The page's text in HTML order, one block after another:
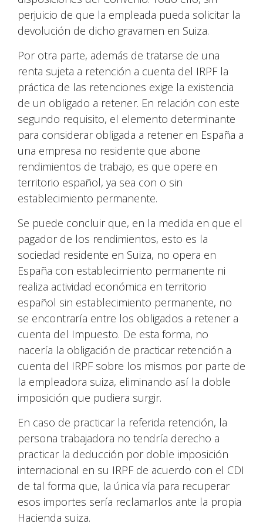
perjuicio de que la empleada pueda solicitar la
devolución de dicho gravamen en Suiza.
Por otra parte, además de tratarse de una
renta sujeta a retención a cuenta del IRPF la
práctica de las retenciones exige la existencia
de un obligado a retener. En relación con este
segundo requisito, el elemento determinante
para considerar obligada a retener en España a
una empresa no residente que abone
rendimientos de trabajo, es que opere en
territorio español, ya sea con o sin
establecimiento permanente.
Se puede concluir que, en la medida en que el
pagador de los rendimientos, esto es la
sociedad residente en Suiza, no opera en
España con establecimiento permanente ni
realiza actividad económica en territorio
español sin establecimiento permanente, no
se encontraría entre los obligados a retener a
cuenta del Impuesto. De esta forma, no
nacería la obligación de practicar retención a
cuenta del IRPF sobre los mismos por parte de
la empleadora suiza, eliminando así la doble
imposición que pudiera surgir.
En caso de practicar la referida retención, la
persona trabajadora no tendría derecho a
practicar la deducción por doble imposición
internacional en su IRPF de acuerdo con el CDI
de tal forma que, la única vía para recuperar
esos importes sería reclamarlos ante la propia
Hacienda suiza.